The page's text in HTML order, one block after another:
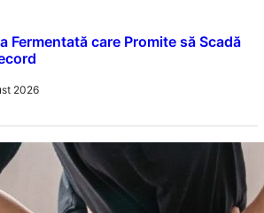
Fermentată care Promite să Scadă
2026